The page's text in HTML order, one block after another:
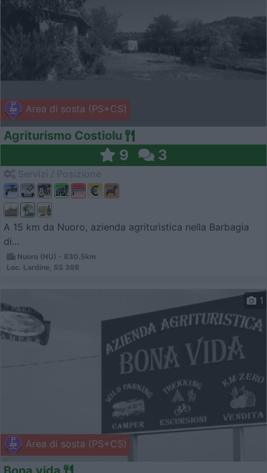
Area di sosta (PS+CS)
Agriturismo Costiolu
9 3
A 15 km da Nuoro, azienda agrituristica nella Barbagia
di...
Nuoro (NU) - 830.5km
Loc. Lardine, SS 389
Area di sosta (PS+CS)
1